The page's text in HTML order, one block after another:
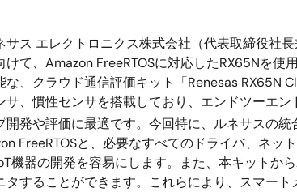
ス エレクトロニクス株式会社（代表取締役社
けて、Amazon FreeRTOSに対応したRX65Nを
な、クラウド通信評価キット「Renesas RX65N
サ、慣性センサを搭載しており、エンドツーエ
開発や評価に最適です。今回特に、ルネサスの統
FreeRTOSと、必要なすべてのドライバ、ネッ
機器の開発を容易にします。また、本キットか
タすることができます。これらにより、スマー